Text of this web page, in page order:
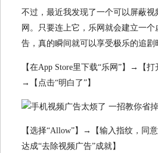
不过，最近我发现了一个可以屏蔽
网。只要连上它，乐网就会建立一
告，真的瞬间就可以享受极乐的追剧
【在App Store里下载“乐网”】→【打
→【点击“明白了”】
【选择“Allow”】→【输入指纹，同
达成“去除视频广告”成就】